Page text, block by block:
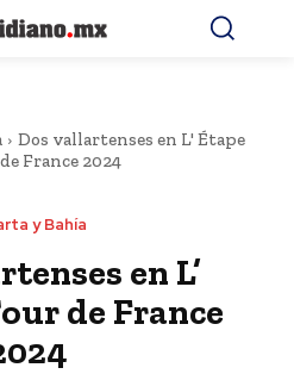
Dos vallartenses en L' Étape
France 2024
y Bahía
en L’
de France